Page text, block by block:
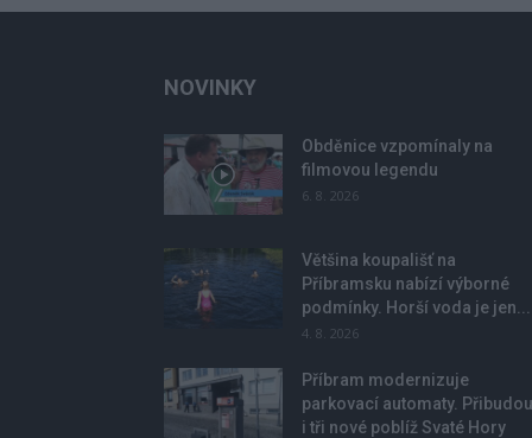
NOVINKY
Obděnice vzpomínaly na
filmovou legendu
6. 8. 2026
Většina koupališť na
Příbramsku nabízí výborné
podmínky. Horší voda je jen...
4. 8. 2026
Příbram modernizuje
parkovací automaty. Přibudou
i tři nové poblíž Svaté Hory